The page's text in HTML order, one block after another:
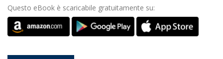
Questo eBook è scaricabile gratuitamente su: